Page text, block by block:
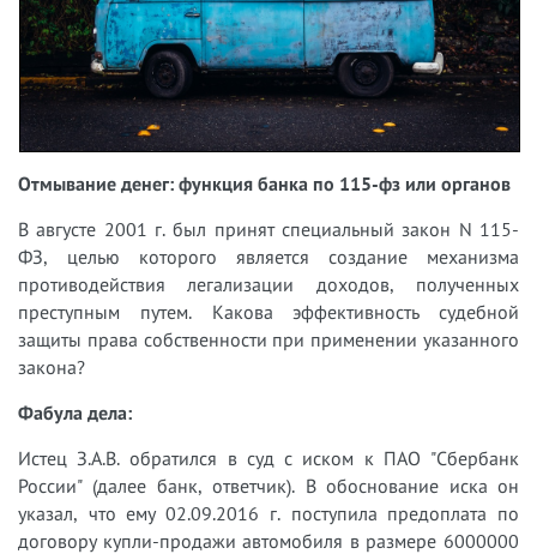
Отмывание денег: функция банка по 115-фз или органов
В августе 2001 г. был принят специальный закон N 115-
ФЗ, целью которого является создание механизма
противодействия легализации доходов, полученных
преступным путем. Какова эффективность судебной
защиты права собственности при применении указанного
закона?
Фабула дела:
Истец З.А.В. обратился в суд с иском к ПАО "Сбербанк
России" (далее банк, ответчик). В обоснование иска он
указал, что ему 02.09.2016 г. поступила предоплата по
договору купли-продажи автомобиля в размере 6000000